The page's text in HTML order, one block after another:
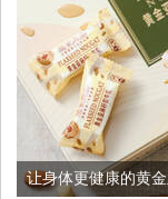
黄金亚麻籽，我们把